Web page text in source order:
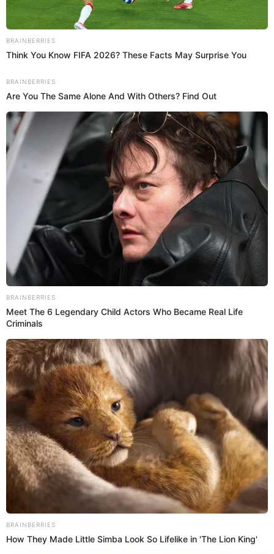
11 Sep 2025 | 14:02 h
Ibai reveló cuándo será el ÚLTIMO día para votar
y conocer al GANADOR del 'Mundial de
desayunos': queda poco tiempo
Llanos instó a los seguidores a votar, destacando cómo apoyar a
Perú o Venezuela en las plataformas oficiales, incluyendo TikTok e
Instagram.
Rocío Benavides
Pan con chicharrón
10 Sep 2025 | 8:42 h
Pan con chicharrón pierde el trono y este es el
sándwich que lo destronó en el ranking mundial
El shawarma fue coronado como el mejor sándwich del mundo,
seguido del Bánh mì de Vietnam y el Tombik Döner de Turquía,
según el último ranking de Taste Atlas.
Diego Pecho
Pan con chicharrón